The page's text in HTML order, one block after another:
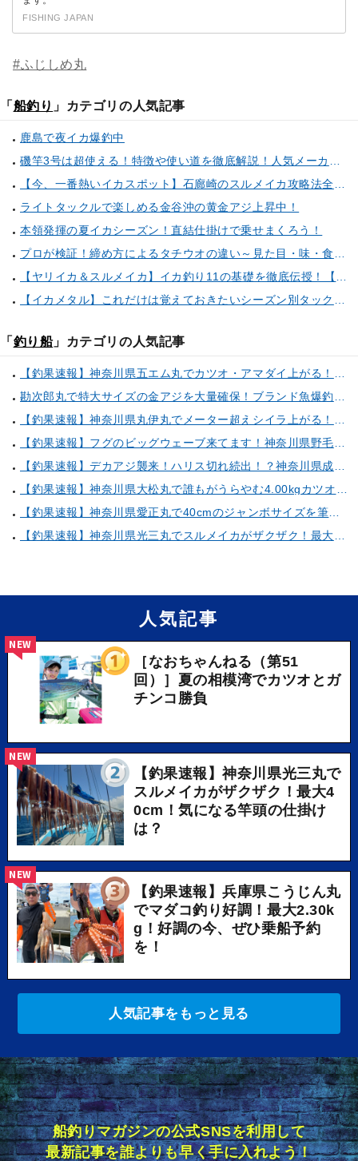
FISHING JAPAN
#ふじしめ丸
「 船釣り 」カテゴリの人気記事
鹿島で夜イカ爆釣中
ライトタックルで楽しめる金谷沖の黄金アジ上昇中！
本領発揮の夏イカシーズン！直結仕掛けで乗せまくろう！
「 釣り船」カテゴリの人気記事
人気記事
［なおちゃんねる（第51
回）］夏の相模湾でカツオとガ
チンコ勝負
NEW
【釣果速報】神奈川県光三丸で
スルメイカがザクザク！最大4
0cm！気になる竿頭の仕掛け
は？
NEW
【釣果速報】兵庫県こうじん丸
でマダコ釣り好調！最大2.30k
g！好調の今、ぜひ乗船予約
を！
NEW
人気記事をもっと見る
船釣りマガジンの公式SNSを利用して
最新記事を誰よりも早く手に入れよう！